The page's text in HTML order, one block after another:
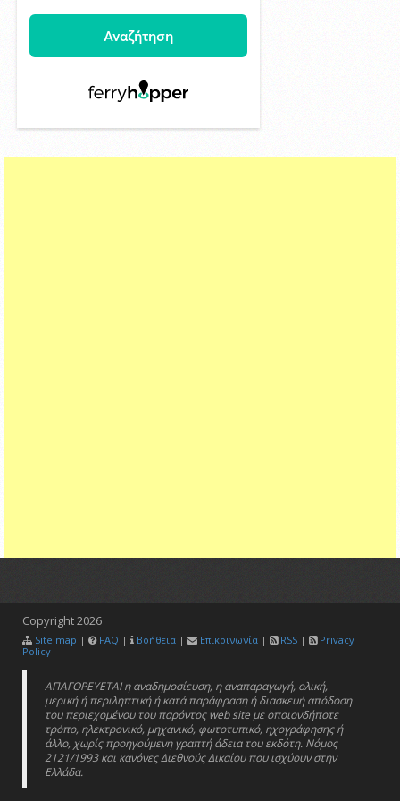
Copyright2026
Site map | FAQ | Βοήθεια | Επικοινωνία | RSS |
Privacy
Policy
ΑΠΑΓΟΡΕΥΕΤΑΙ η αναδημοσίευση, η αναπαραγωγή, ολική,
μερική ή περιληπτική ή κατά παράφραση ή διασκευή απόδοση
του περιεχομένου του παρόντος web site με οποιονδήποτε
τρόπο, ηλεκτρονικό, μηχανικό, φωτοτυπικό, ηχογράφησης ή
άλλο, χωρίς προηγούμενη γραπτή άδεια του εκδότη. Νόμος
2121/1993 και κανόνες Διεθνούς Δικαίου που ισχύουν στην
Ελλάδα.